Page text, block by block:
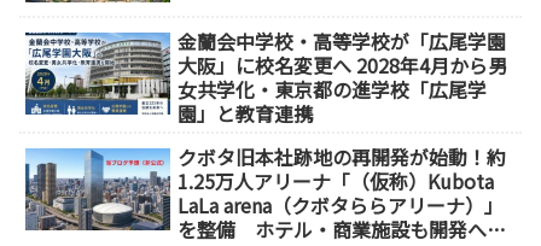
金蘭会中学校・高等学校が「広尾学園
大阪」に校名変更へ 2028年4月から男
女共学化・東京都の進学校「広尾学
園」と教育連携
クボタ旧本社跡地の再開発が始動！約
1.25万人アリーナ「（仮称）Kubota
LaLa arena（クボタららアリーナ）」
を整備 ホテル・商業施設も開発へ